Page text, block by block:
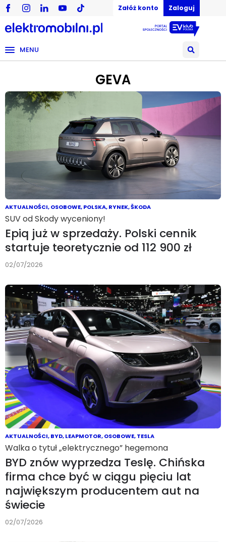
Załóż konto Zaloguj
MENU
GEVA
AKTUALNOŚCI,OSOBOWE,POLSKA,RYNEK,ŠKODA
SUV od Skody wyceniony!
Epiq już w sprzedaży. Polski cennik
startuje teoretycznie od 112 900 zł
02/07/2026
AKTUALNOŚCI,BYD,LEAPMOTOR,OSOBOWE,TESLA
Walka o tytuł „elektrycznego” hegemona
BYD znów wyprzedza Teslę. Chińska
firma chce być w ciągu pięciu lat
największym producentem aut na
świecie
02/07/2026